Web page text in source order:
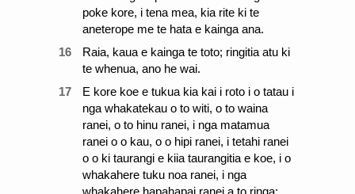
poke kore, i tena mea, kia rite ki te
aneterope me te hata e kainga ana.
16
Raia, kaua e kainga te toto; ringitia atu ki
te whenua, ano he wai.
17
E kore koe e tukua kia kai i roto i o tatau i
nga whakatekau o to witi, o to waina
ranei, o to hinu ranei, i nga matamua
ranei o o kau, o o hipi ranei, i tetahi ranei
o o ki taurangi e kiia taurangitia e koe, i o
whakahere tuku noa ranei, i nga
whakahere hapahapai ranei a to ringa: